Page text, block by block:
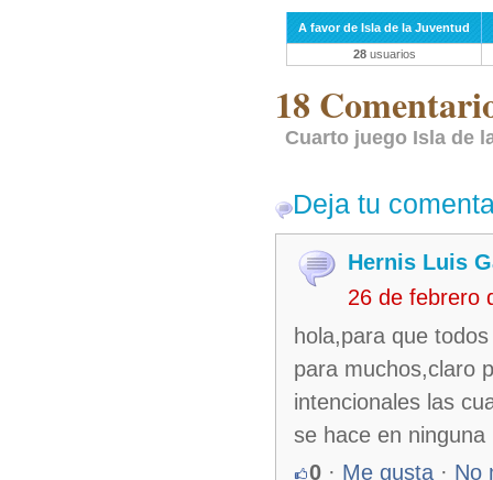
A favor de Isla de la Juventud
28usuarios
18
Cuarto juego Isla de
Deja tu
Hernis Luis
26 de febrero
hola,para que
para muchos,claro
intencionales las
se hace en
0 · Me gusta · No